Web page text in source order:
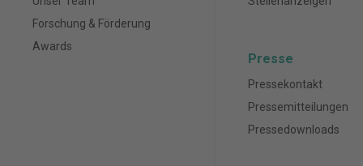
Forschung & Förderung
Awards
Presse
Pressekontakt
Pressemitteilungen
Pressedownloads